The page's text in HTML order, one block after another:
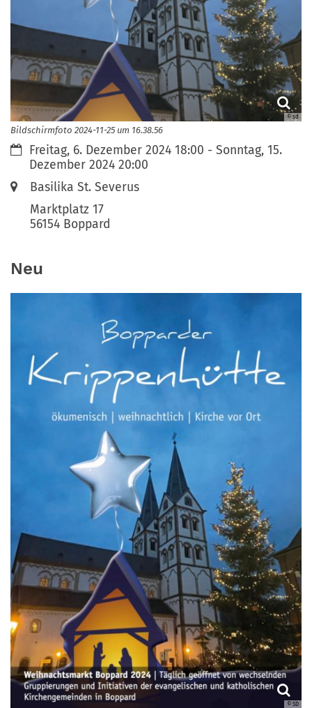
© sd
Bildschirmfoto 2024-11-25 um 16.38.56
Datum:Freitag, 6. Dezember 2024 18:00 - Sonntag, 15.
Dezember 2024 20:00
Ort: Basilika St. Severus
Marktplatz 17
56154Boppard
Neu
© SD